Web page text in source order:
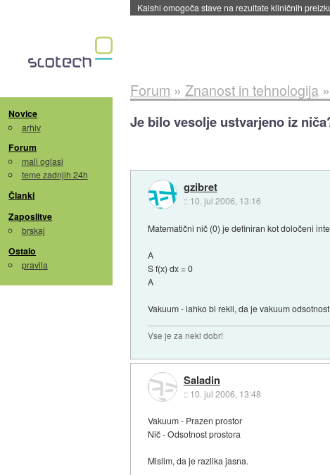
Sandisk že prodal več kot polovico SSD-jev za
Novice
arhiv
Forum
mali oglasi
teme zadnjih 24h
Članki
Zaposlitve
brskaj
Ostalo
pravila
Forum » Znanost in tehnologija»
Je bilo vesolje ustvarjeno iz
gzibret
:: 10. jul 2006, 13:16
Matematični nič (0) je definiran kot določeni
A
S f(x) dx = 0
A
Vakuum - lahko bi rekli, da je vakuum
Vse je za neki dobr!
Saladin
:: 10. jul 2006, 13:48
Vakuum - Prazen prostor
Nič - Odsotnost prostora
Mislim, da je razlika jasna.